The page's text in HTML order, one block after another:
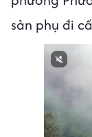
sản phụ đi